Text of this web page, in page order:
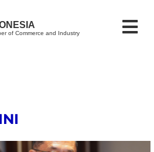
of Commerce and Industry